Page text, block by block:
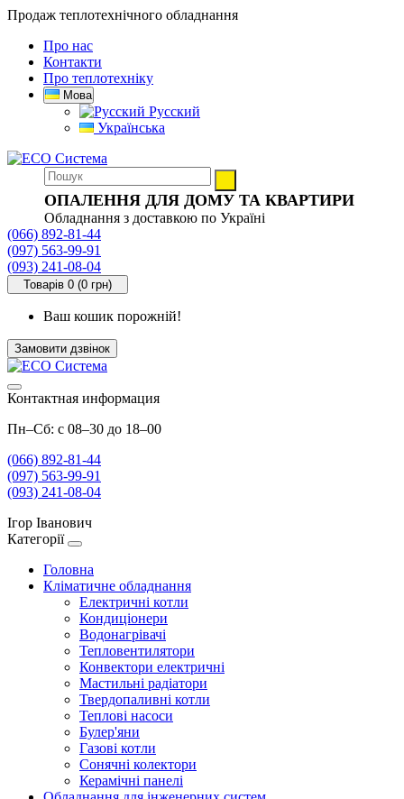
Продаж теплотехнічного обладнання
Про нас
Контакти
Про теплотехніку
Мова
Русский
Українська
ОПАЛЕННЯ ДЛЯ ДОМУ ТА КВАРТИРИ
Обладнання з доставкою по Україні
(066) 892-81-44
(097) 563-99-91
(093) 241-08-04
Товарів 0 (0 грн)
Ваш кошик порожній!
Замовити дзвінок
Контактная информация
Пн–Сб: с 08–30 до 18–00
(066) 892-81-44
(097) 563-99-91
(093) 241-08-04
Ігор Іванович
Категорії
Головна
Кліматичне обладнання
Електричні котли
Кондиціонери
Водонагрівачі
Тепловентилятори
Конвектори електричні
Мастильні радіатори
Твердопаливні котли
Теплові насоси
Булер'яни
Газові котли
Сонячні колектори
Керамічні панелі